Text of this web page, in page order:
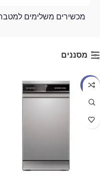
מכשירים משלימים
מסננים
מבצע